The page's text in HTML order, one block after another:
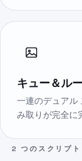
キュー＆ル
一連のデュアル
み取りが完全に
2 つのスクリプ